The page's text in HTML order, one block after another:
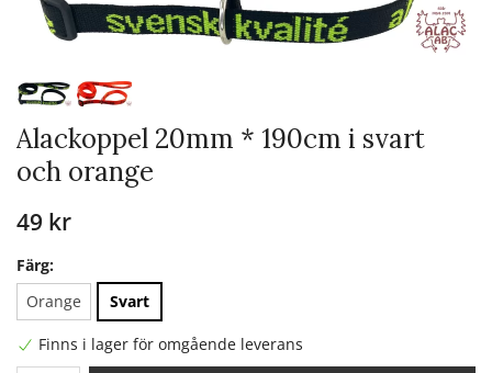
Alackoppel 20mm * 190cm i svart
och orange
49 kr
Färg:
Orange
Svart
Finns i lager för omgående leverans